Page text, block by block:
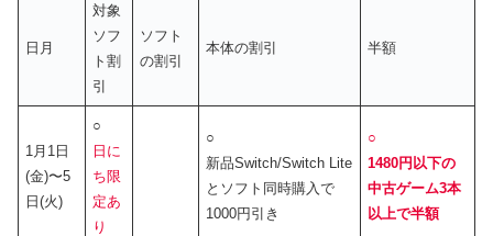
日月
対象
ソフ
ト割
引
ソフト
の割引
本体の割引 半額
1月1日
(金)〜5
日(火)
○
日に
ち限
定あ
り
○
新品Switch/Switch Lite
とソフト同時購入で
1000円引き
○
1480円以下の
中古ゲーム3本
以上で半額